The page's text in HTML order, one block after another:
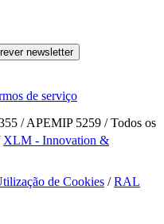
newsletter
de serviço
/ APEMIP 5259 / Todos os
XLM - Innovation &
de Cookies /RAL